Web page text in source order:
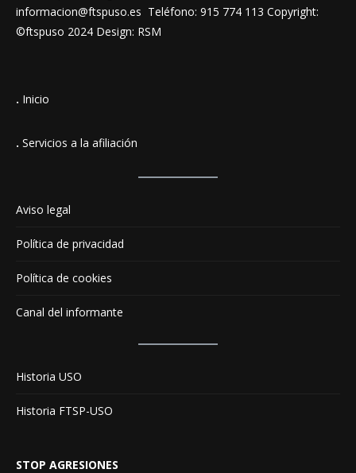
informacion@ftspuso.es Teléfono: 915 774 113 Copyright:
©ftspuso 2024 Design: RSM
. Inicio
. Servicios a la afiliación
Aviso legal
Política de privacidad
Política de cookies
Canal del informante
Historia USO
Historia FTSP-USO
STOP AGRESIONES